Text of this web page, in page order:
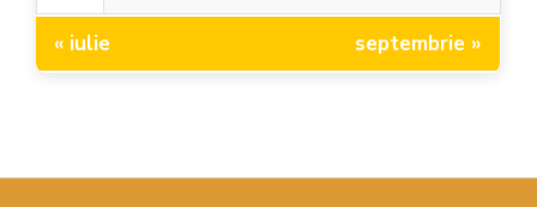
« iulie septembrie »